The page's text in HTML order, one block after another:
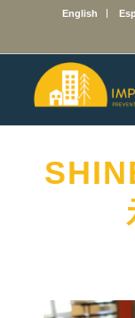
English